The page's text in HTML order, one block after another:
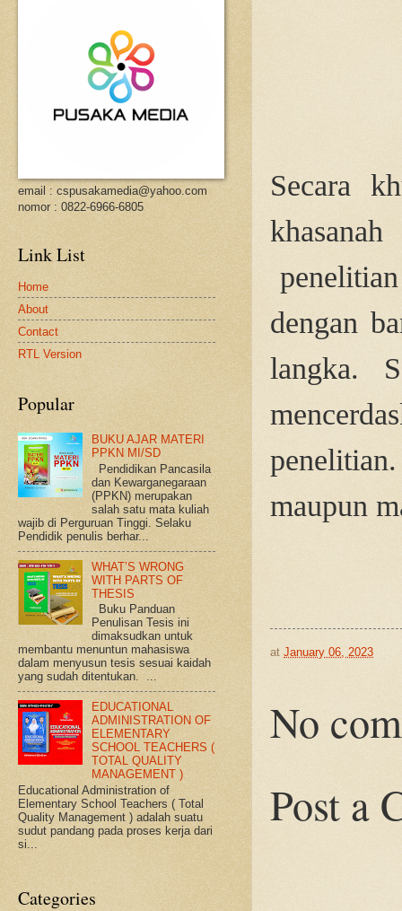
Secara k
khasanah
pen
denganba
langka.
mencerdas
penelitian
maupun
at January 06, 2023
No
Post a
email : cspusakamedia@yahoo.com
nomor : 0822-6966-6805
Link List
Home
About
Contact
RTL Version
Popular
BUKU AJAR MATERI
PPKN MI/SD
Pendidikan Pancasila
dan Kewarganegaraan
(PPKN) merupakan
salah satu mata kuliah
wajib di Perguruan Tinggi. Selaku
Pendidik penulis berhar...
WHAT’S WRONG
WITH PARTS OF
THESIS
Buku Panduan
Penulisan Tesis ini
dimaksudkan untuk
membantu menuntun mahasiswa
dalam menyusun tesis sesuai kaidah
yang sudah ditentukan. ...
EDUCATIONAL
ADMINISTRATION OF
ELEMENTARY
SCHOOL TEACHERS (
TOTAL QUALITY
MANAGEMENT )
Educational Administration of
Elementary School Teachers ( Total
Quality Management ) adalah suatu
sudut pandang pada proses kerja dari
si...
Categories